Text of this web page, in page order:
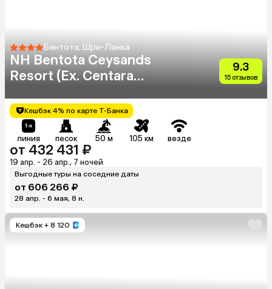
Бентота, Шри-Ланка
NH Bentota Ceysands
Resort (Ex. Centara
9.3
15 отзывов
Кешбэк 4% по карте Т-Банка
линия песок 50 м 105 км везде
от 432 431 ₽
19 апр. - 26 апр., 7 ночей
Выгодные туры на соседние даты
от 606 266 ₽
28 апр. - 6 мая, 8 н.
Кешбэк + 8 120